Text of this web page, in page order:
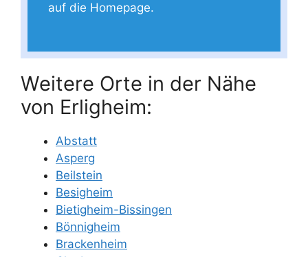
auf die Homepage.
Weitere Orte in der Nähe
von Erligheim:
Abstatt
Asperg
Beilstein
Besigheim
Bietigheim-Bissingen
Bönnigheim
Brackenheim